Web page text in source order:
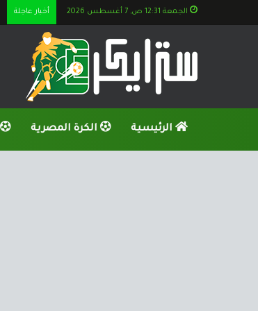
الجمعة 12:31 ص, 7 أغسطس 2026 أخبار عاجلة
الرئيسية الكرة المصرية